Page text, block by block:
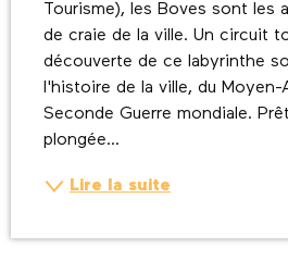
Tourisme), les Boves sont les
de craie de la ville. Un circuit
découverte de ce labyrinthe
l'histoire de la ville, du Moyen-
Seconde Guerre mondiale.
plongée...
Lire la suite